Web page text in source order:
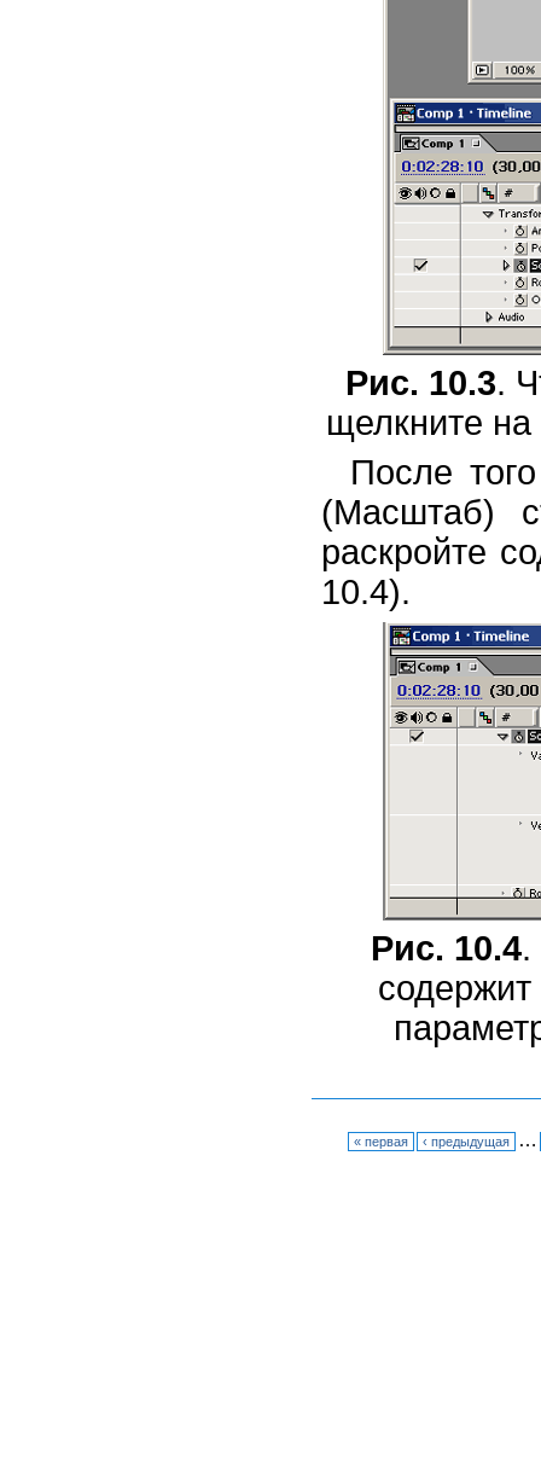
Рис. 10.3.
щелкните
После
(Масштаб)
раскройте
10.4).
Рис. 10.4.
содержит
« первая ‹ предыдущая …